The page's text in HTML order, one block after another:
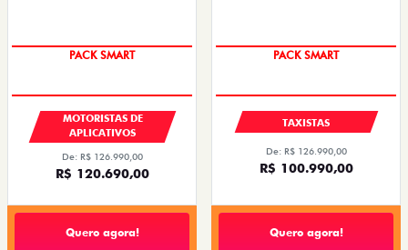
PACK SMART
MOTORISTAS DE
APLICATIVOS
De: R$ 126.990,00
R$ 120.690,00
Quero agora!
PACK SMART
TAXISTAS
De: R$ 126.990,00
R$ 100.990,00
Quero agora!